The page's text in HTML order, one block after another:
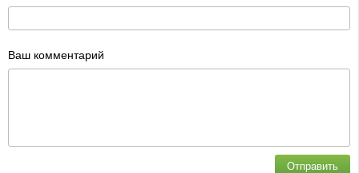
Ваш комментарий
Отправить